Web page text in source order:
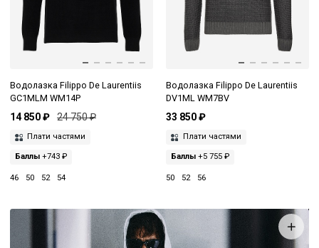
Водолазка Filippo De Laurentiis
GC1MLM WM14P
14 850 ₽ 24 750 ₽
Плати частями
Баллы +743 ₽
46 50 52 54
Водолазка Filippo De Laurentiis
DV1ML WM7BV
33 850 ₽
Плати частями
Баллы+5 755 ₽
50 52 56